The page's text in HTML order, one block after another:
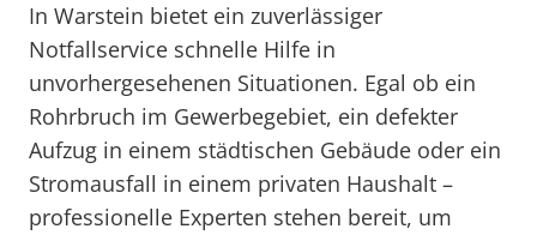
In Warstein bietet ein zuverlässiger
Notfallservice schnelle Hilfe in
unvorhergesehenen Situationen. Egal ob ein
Rohrbruch im Gewerbegebiet, ein defekter
Aufzug in einem städtischen Gebäude oder ein
Stromausfall in einem privaten Haushalt –
professionelle Experten stehen bereit, um